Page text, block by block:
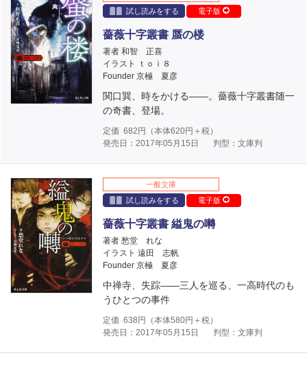
試し読みをする
電子版
薔薇十字叢書 蜃の楼
著者 和智 正喜
イラスト ｔｏｉ８
Founder 京極 夏彦
関口巽、時をかける――。薔薇十字叢書随一
の奇書、登場。
定価 682 円（本体620円＋税）
発売日：2017年05月15日
判型：文庫判
一般文庫
試し読みをする
電子版
薔薇十字叢書 縊鬼の囀
著者 愁堂 れな
イラスト 遠田 志帆
Founder 京極 夏彦
中禅寺、失踪――三人を巡る、一高時代のも
うひとつの事件
定価 638 円（本体580円＋税）
発売日：2017年05月15日
判型：文庫判